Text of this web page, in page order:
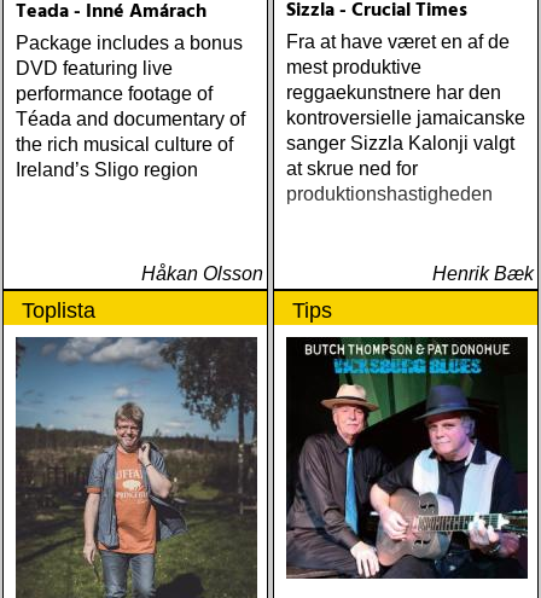
Teada - Inné Amárach
Package includes a bonus
DVD featuring live
performance footage of
Téada and documentary of
the rich musical culture of
Ireland’s Sligo region
Håkan Olsson
Sizzla - Crucial Times
Fra at have været en af de
mest produktive
reggaekunstnere har den
kontroversielle jamaicanske
sanger Sizzla Kalonji valgt
at skrue ned for
produktionshastigheden
Henrik Bæk
Toplista Tips